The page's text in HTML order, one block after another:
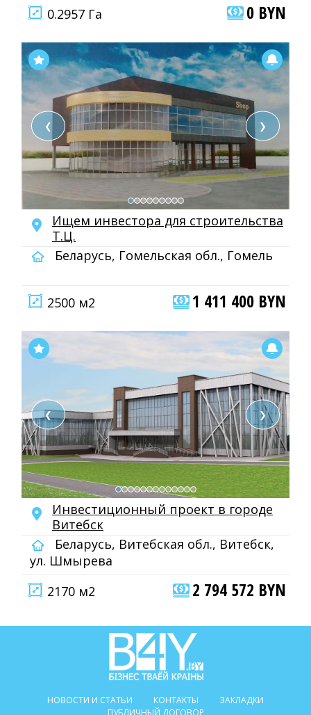
0.2957 Га
0 BYN
❮ ❯
Ищем инвестора для строительства
Т.Ц.
Беларусь, Гомельская обл., Гомель
2500 м2 1 411 400 BYN
❮ ❯
Инвестиционный проект в городе
Витебск
Беларусь, Витебская обл., Витебск,
ул. Шмырева
2170 м2
2 794 572 BYN
НОВОСТИ И СТАТЬИ КОНТАКТЫ
ЗАКЛАДКИ
ПУБЛИЧНЫЙ ДОГОВОР